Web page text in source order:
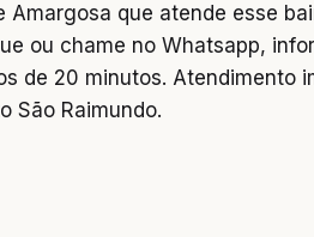
Amargosa que atende esse
ou chame no Whatsapp,
de 20 minutos. Atendimento
São Raimundo.